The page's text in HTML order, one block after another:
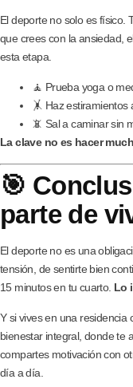
El deporte no solo es físico.
que crees con la ansiedad,
esta etapa.
🧘 Prueba yoga o
🤸 Haz estiramientos
📵 Sal a caminar sin
La clave no es hacer
🎯
parte de
El deporte no es una
tensión, de sentirte bien
15 minutos en tu cuarto. Lo
Y si vives en una residencia
bienestar integral, donde te
compartes motivación con
día a día.